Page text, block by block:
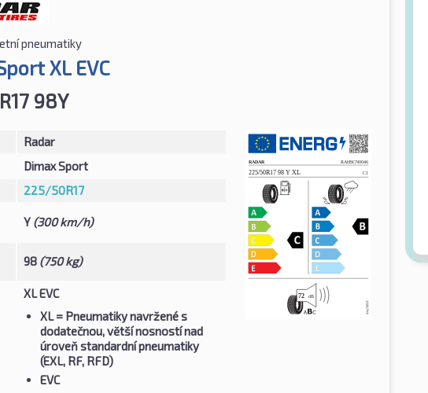
pneumatiky
XL EVC
98Y
Radar
Dimax Sport
225/50R17
Y (300 km/h)
98 (750 kg)
XL EVC
XL= Pneumatiky navržené s
dodatečnou, větší nosností nad
úroveň standardní pneumatiky
(EXL, RF, RFD)
EVC